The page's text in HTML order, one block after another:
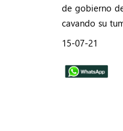
de gobierno
cavando su
15-07-21